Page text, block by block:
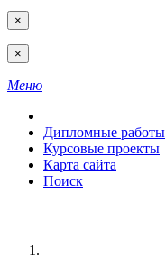
×
×
Меню
Дипломные работы
Курсовые проекты
Карта сайта
Поиск